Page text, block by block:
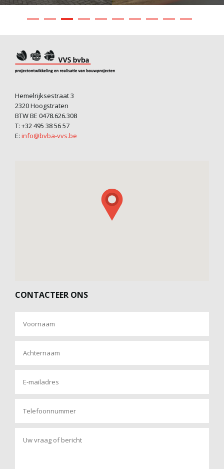
Hemelrijksestraat 3
2320 Hoogstraten
BTW BE 0478.626.308
T: +32 495 38 56 57
E: info@bvba-vvs.be
CONTACTEER ONS